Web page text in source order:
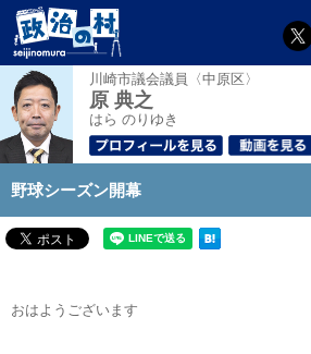
川崎市議会議員〈中原区〉
原 典之
はら のりゆき
野球シーズン開幕
おはようございます